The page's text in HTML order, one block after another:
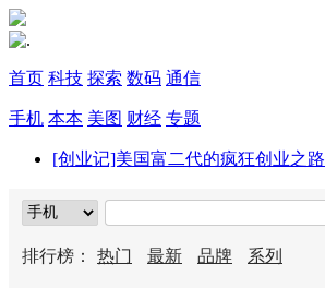
首页 科技 探索 数码 通信
手机 本本 美图 财经 专题
[创业记]美国富二代的疯狂创业之路
排行榜： 热门 最新 品牌 系列